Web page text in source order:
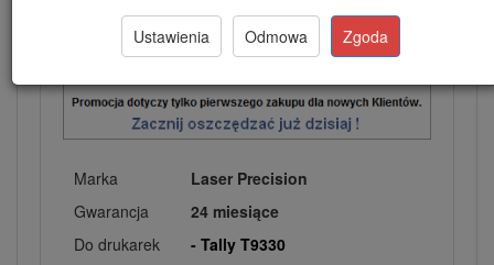
Marka
Laser Precision
Gwarancja
24 miesiące
Do drukarek
- Tally T9330
Ustawienia Odmowa Zgoda